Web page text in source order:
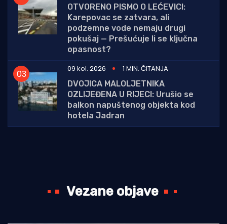
OTVORENO PISMO O LEĆEVICI:
Karepovac se zatvara, ali
podzemne vode nemaju drugi
pokušaj — Prešućuje li se ključna
opasnost?
09 kol. 2026
1 MIN. ČITANJA
DVOJICA MALOLJETNIKA
OZLIJEĐENA U RIJECI: Urušio se
balkon napuštenog objekta kod
hotela Jadran
Vezane objave